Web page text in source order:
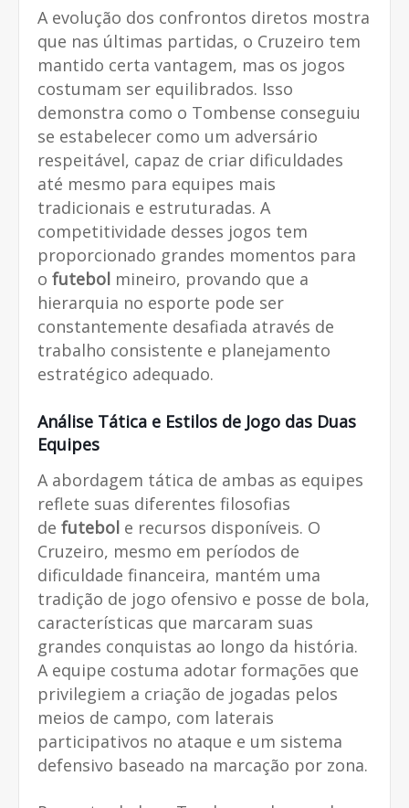
A evolução dos confrontos diretos mostra
que nas últimas partidas, o Cruzeiro tem
mantido certa vantagem, mas os jogos
costumam ser equilibrados. Isso
demonstra como o Tombense conseguiu
se estabelecer como um adversário
respeitável, capaz de criar dificuldades
até mesmo para equipes mais
tradicionais e estruturadas. A
competitividade desses jogos tem
proporcionado grandes momentos para
o futebol mineiro, provando que a
hierarquia no esporte pode ser
constantemente desafiada através de
trabalho consistente e planejamento
estratégico adequado.
Análise Tática e Estilos de Jogo das Duas
Equipes
A abordagem tática de ambas as equipes
reflete suas diferentes filosofias
de futebol e recursos disponíveis. O
Cruzeiro, mesmo em períodos de
dificuldade financeira, mantém uma
tradição de jogo ofensivo e posse de bola,
características que marcaram suas
grandes conquistas ao longo da história.
A equipe costuma adotar formações que
privilegiem a criação de jogadas pelos
meios de campo, com laterais
participativos no ataque e um sistema
defensivo baseado na marcação por zona.